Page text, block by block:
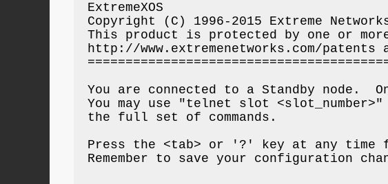
ExtremeXOS
Copyright (C) 1996-2015 Extreme
This product is protected by one or
http://www.extremenetworks.com/
You are connected to a Standby node.
You may use "telnet slot
the full set of commands.
Press the <tab> or '?' key at any time
Remember to save your configuration